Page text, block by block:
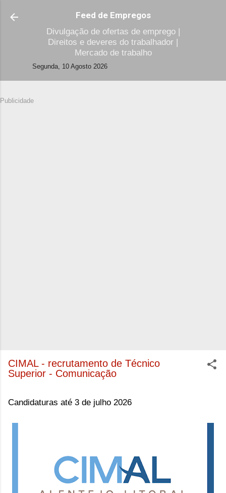
Avançar para o conteúdo principal
Feed de Empregos
Divulgação de ofertas de emprego |
Direitos e deveres do trabalhador |
Mercado de trabalho
Segunda, 10 Agosto 2026
Publicidade
CIMAL - recrutamento de Técnico
Superior - Comunicação
Candidaturas até 3 de julho 2026